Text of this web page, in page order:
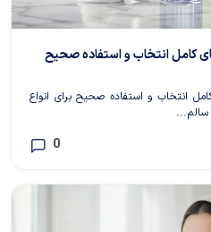
کامل انتخاب و استفاده صحیح
انتخاب و استفاده صحیح برای انواع
0